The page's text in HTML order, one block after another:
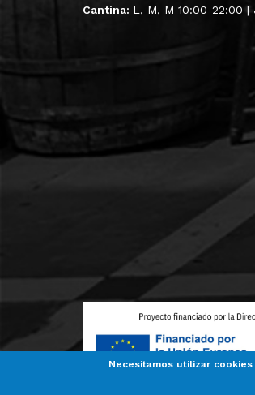
Cantina: L, M, M 10:00-22:00 |
Necesitamos utilizar